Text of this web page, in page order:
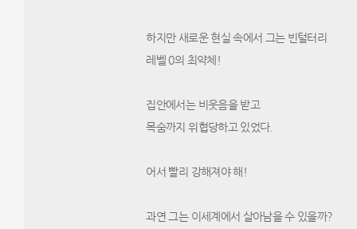
하지만 새로운 현실 속에서 그는 빈털터리
레벨 0의 최약체!
집안에서는 비웃음을 받고
목숨까지 위협당하고 있었다.
어서 빨리 강해져야 해!
과연 그는 이세계에서 살아남을 수 있을까?​